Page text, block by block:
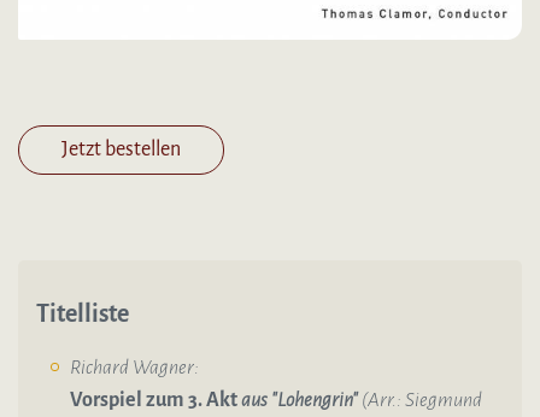
Jetzt bestellen
Titelliste
Richard Wagner:
Vorspiel zum 3. Aktaus "Lohengrin" (Arr.: Siegmund